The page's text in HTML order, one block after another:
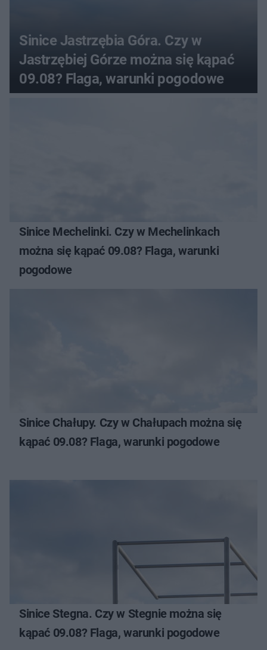
Sinice Jastrzębia Góra. Czy w
Jastrzębiej Górze można się kąpać
09.08? Flaga, warunki pogodowe
Sinice Mechelinki. Czy w Mechelinkach
można się kąpać 09.08? Flaga, warunki
pogodowe
Sinice Chałupy. Czy w Chałupach można się
kąpać 09.08? Flaga, warunki pogodowe
Sinice Stegna. Czy w Stegnie można się
kąpać 09.08? Flaga, warunki pogodowe